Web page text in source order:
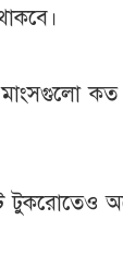
মাংসগুলো
টুকরোতেও